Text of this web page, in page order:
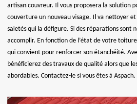
artisan couvreur. Il vous proposera la solution
couverture un nouveau visage. Il va nettoyer
saletés qui la défigure. Si des réparations sont
accomplir. En fonction de l’état de votre
qui convient pour renforcer son étanchéité.
bénéficierez des travaux de qualité alors que
abordables. Contactez-le si vous êtes à Aspach.